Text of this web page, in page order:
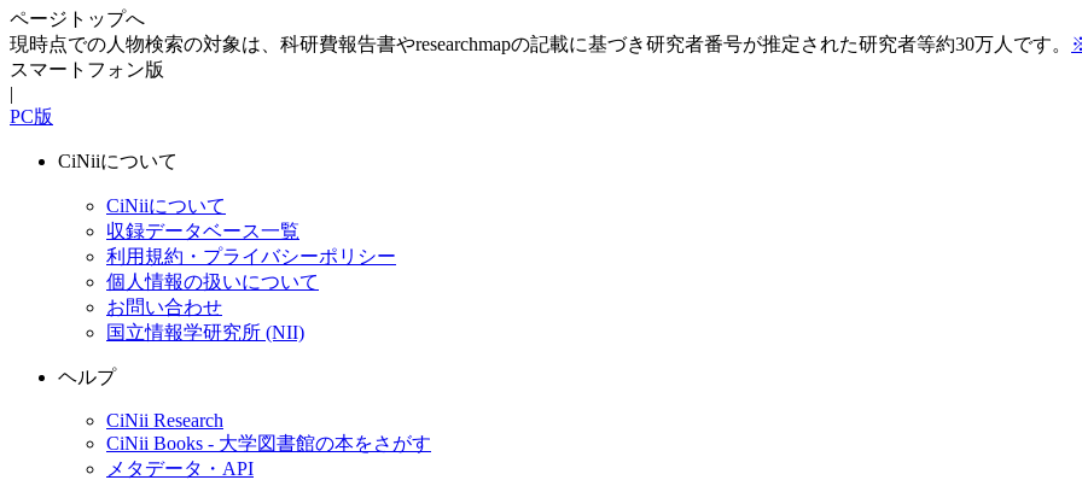
ページトップへ
現時点での人物検索の対象は、科研費報告書やresearchmapの記載に基づき研究者番号が推定された研究者等約30万人です。
スマートフォン版
|
PC版
CiNiiについて
CiNiiについて
収録データベース一覧
利用規約・プライバシーポリシー
個人情報の扱いについて
お問い合わせ
国立情報学研究所 (NII)
ヘルプ
CiNii Research
CiNii Books - 大学図書館の本をさがす
メタデータ・API